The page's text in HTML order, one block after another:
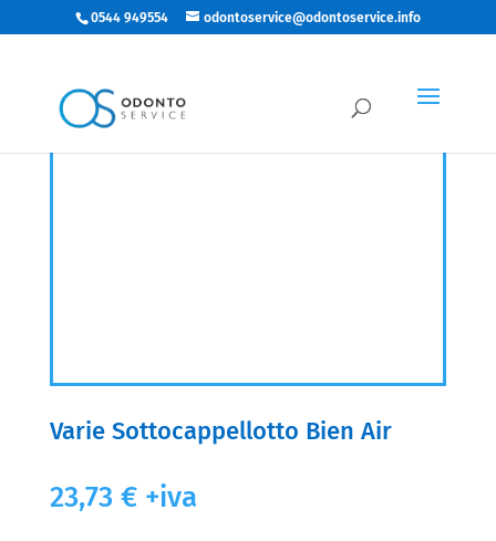
0544 949554 odontoservice@odontoservice.info
Varie Sottocappellotto Bien Air
23,73 € +iva